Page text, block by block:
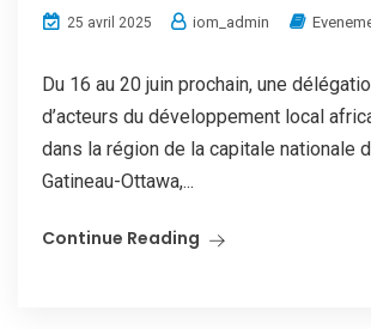
25 avril 2025 iom_admin
Du 16 au 20 juin prochain, une
d’acteurs du développement local
dans la région de la capitale nationale
Gatineau-Ottawa,...
Continue Reading